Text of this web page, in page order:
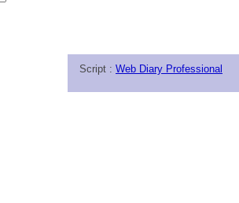
Script : Web Diary Professional